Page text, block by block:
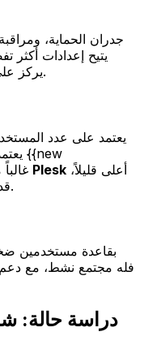
يركز على تبسيط العمليات.
Plesk
لكن توفرها على Windows قد يبرر الفرق.
دراسة حالة: